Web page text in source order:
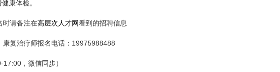
康体检。
时请备注在高层次人才网看到的招聘信息
复治疗师报名电话： 19975988488
17:00 ，微信同步）